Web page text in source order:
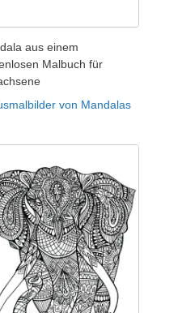
aus einem
Malbuch für
von Mandalas